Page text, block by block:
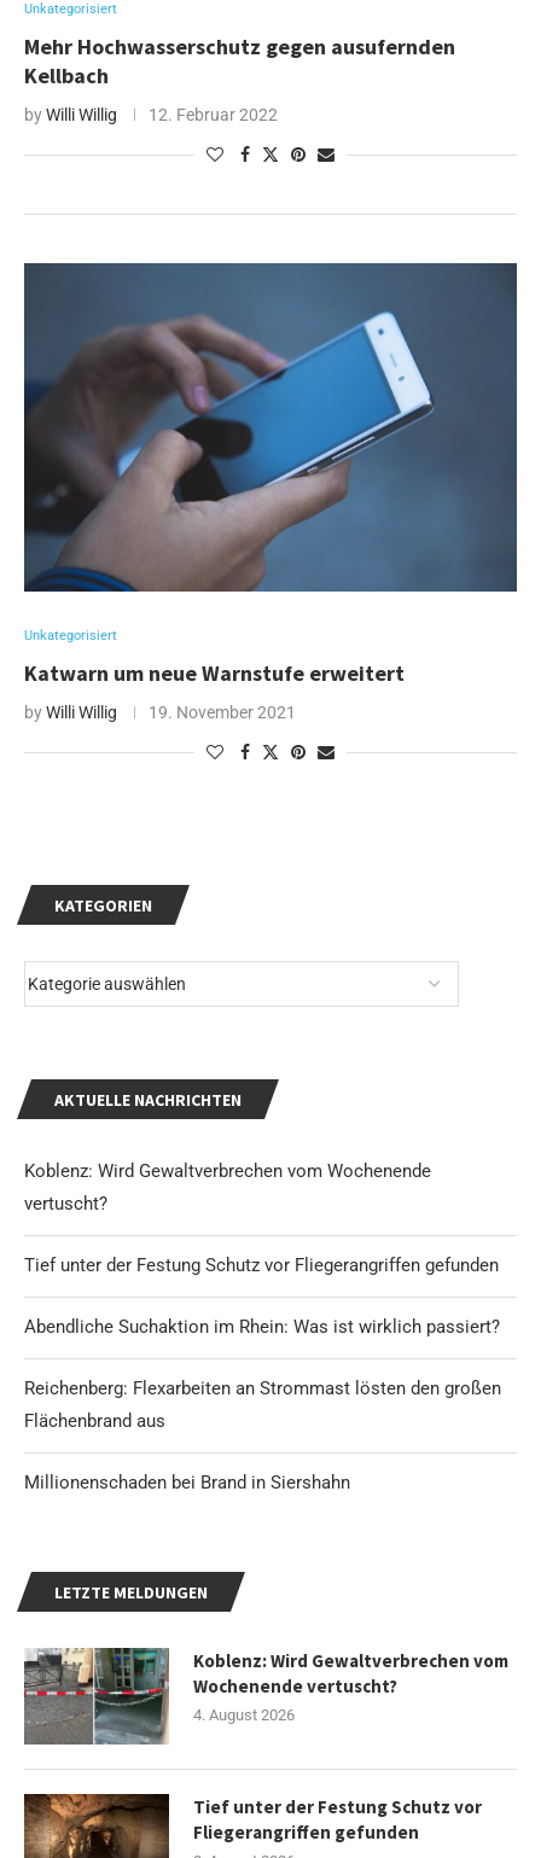
Unkategorisiert
Mehr Hochwasserschutz gegen ausufernden
Kellbach
byWilli Willig 12. Februar 2022
Unkategorisiert
Katwarn um neue Warnstufe erweitert
byWilli Willig 19. November 2021
KATEGORIEN
AKTUELLE NACHRICHTEN
Koblenz: Wird Gewaltverbrechen vom Wochenende
vertuscht?
Tief unter der Festung Schutz vor Fliegerangriffen gefunden
Abendliche Suchaktion im Rhein: Was ist wirklich passiert?
Reichenberg: Flexarbeiten an Strommast lösten den großen
Flächenbrand aus
Millionenschaden bei Brand in Siershahn
LETZTE MELDUNGEN
Koblenz: Wird Gewaltverbrechen vom
Wochenende vertuscht?
4. August 2026
Tief unter der Festung Schutz vor
Fliegerangriffen gefunden